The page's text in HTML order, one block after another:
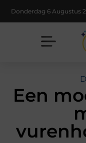
Donderdag 6 Augustus
Een